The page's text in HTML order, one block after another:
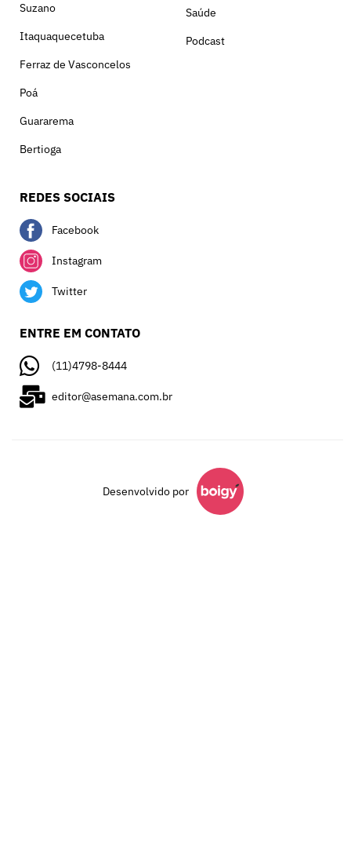
Suzano
Itaquaquecetuba
Ferraz de Vasconcelos
Poá
Guararema
Bertioga
Saúde
Podcast
REDES SOCIAIS
Facebook
Instagram
Twitter
ENTRE EM CONTATO
(11)4798-8444
editor@asemana.com.br
Desenvolvido por